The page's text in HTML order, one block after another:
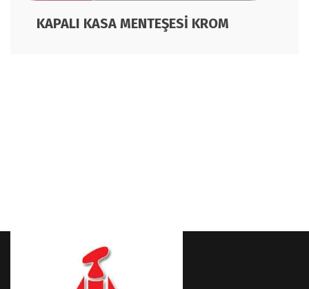
KAPALI KASA MENTEŞESİ KROM